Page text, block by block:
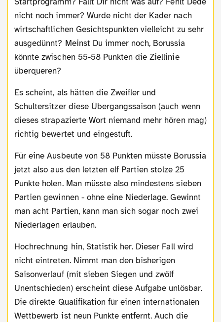
nicht noch immer? Wurde nicht der Kader nach
wirtschaftlichen Gesichtspunkten vielleicht zu sehr
ausgedünnt? Meinst Du immer noch, Borussia
könnte zwischen 55-58 Punkten die Ziellinie
überqueren?
Es scheint, als hätten die Zweifler und
Schultersitzer diese Übergangssaison (auch wenn
dieses strapazierte Wort niemand mehr hören mag)
richtig bewertet und eingestuft.
Für eine Ausbeute von 58 Punkten müsste Borussia
jetzt also aus den letzten elf Partien stolze 25
Punkte holen. Man müsste also mindestens sieben
Partien gewinnen - ohne eine Niederlage. Gewinnt
man acht Partien, kann man sich sogar noch zwei
Niederlagen erlauben.
Hochrechnung hin, Statistik her. Dieser Fall wird
nicht eintreten. Nimmt man den bisherigen
Saisonverlauf (mit sieben Siegen und zwölf
Unentschieden) erscheint diese Aufgabe unlösbar.
Die direkte Qualifikation für einen internationalen
Wettbewerb ist neun Punkte entfernt. Auch die